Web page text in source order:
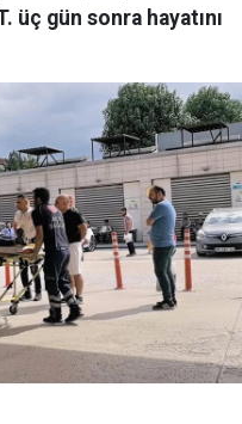
üç gün sonra hayatını